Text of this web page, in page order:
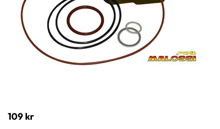
109 kr